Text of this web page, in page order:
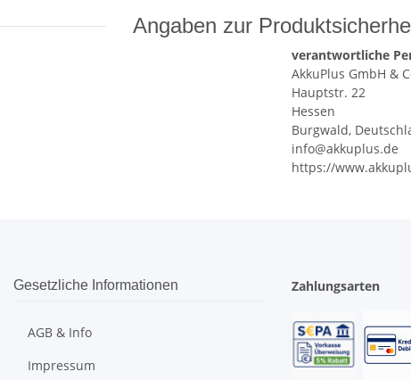
Angaben zur
verantwortliche
AkkuPlus GmbH &
Hauptstr. 22
Hessen
Burgwald,
info@akkuplus.de
https://
Gesetzliche Informationen
AGB & Info
Impressum
Zahlungsarten